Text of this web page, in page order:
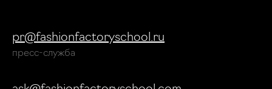
pr@fashionfactoryschool.ru
пресс-служба